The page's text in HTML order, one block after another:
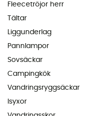
Fleecetröjor herr
Tältar
Liggunderlag
Pannlampor
Sovsäckar
Campingkök
Vandringsryggsäckar
Isyxor